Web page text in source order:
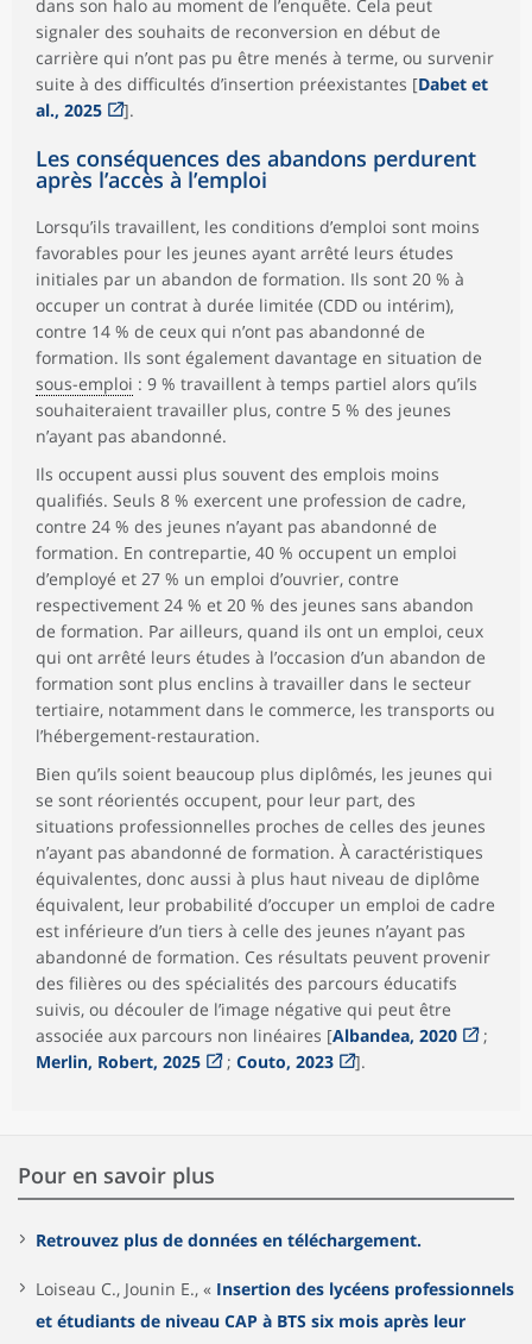
dans son halo au moment de l’enquête. Cela peut
signaler des souhaits de reconversion en début de
carrière qui n’ont pas pu être menés à terme, ou survenir
suite à des difficultés d’insertion préexistantes [Dabet et
al., 2025
].
Les conséquences des abandons perdurent
après l’accès à l’emploi
Lorsqu’ils travaillent, les conditions d’emploi sont moins
favorables pour les jeunes ayant arrêté leurs études
initiales par un abandon de formation. Ils sont 20 % à
occuper un contrat à durée limitée (CDD ou intérim),
contre 14 % de ceux qui n’ont pas abandonné de
formation. Ils sont également davantage en situation de
sous-emploi : 9 % travaillent à temps partiel alors qu’ils
souhaiteraient travailler plus, contre 5 % des jeunes
n’ayant pas abandonné.
Ils occupent aussi plus souvent des emplois moins
qualifiés. Seuls 8 % exercent une profession de cadre,
contre 24 % des jeunes n’ayant pas abandonné de
formation. En contrepartie, 40 % occupent un emploi
d’employé et 27 % un emploi d’ouvrier, contre
respectivement 24 % et 20 % des jeunes sans abandon
de formation. Par ailleurs, quand ils ont un emploi, ceux
qui ont arrêté leurs études à l’occasion d’un abandon de
formation sont plus enclins à travailler dans le secteur
tertiaire, notamment dans le commerce, les transports ou
l’hébergement-restauration.
Bien qu’ils soient beaucoup plus diplômés, les jeunes qui
se sont réorientés occupent, pour leur part, des
situations professionnelles proches de celles des jeunes
n’ayant pas abandonné de formation. À caractéristiques
équivalentes, donc aussi à plus haut niveau de diplôme
équivalent, leur probabilité d’occuper un emploi de cadre
est inférieure d’un tiers à celle des jeunes n’ayant pas
abandonné de formation. Ces résultats peuvent provenir
des filières ou des spécialités des parcours éducatifs
suivis, ou découler de l’image négative qui peut être
associée aux parcours non linéaires [Albandea, 2020
;
Merlin, Robert, 2025
; Couto, 2023 ].
Pour en savoir plus
Retrouvez plus de données en téléchargement.
Loiseau C., Jounin E., « Insertion des lycéens professionnels
et étudiants de niveau CAP à BTS six mois après leur